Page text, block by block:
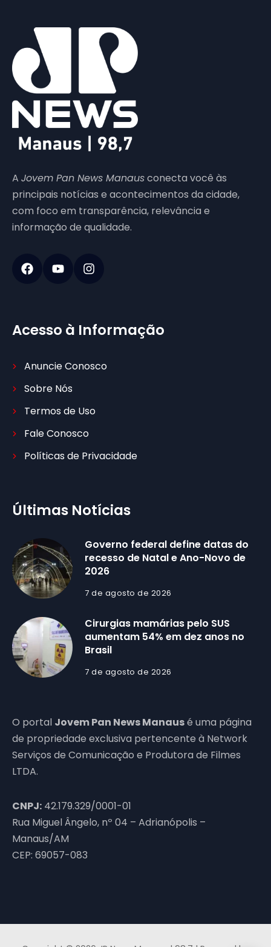
A Jovem Pan News Manausconecta você às
principais notícias e acontecimentos da cidade,
com foco em transparência, relevância e
informação de qualidade.
Acesso à Informação
Anuncie Conosco
Sobre Nós
Termos de Uso
Fale Conosco
Políticas de Privacidade
Últimas Notícias
Governo federal define datas do
recesso de Natal e Ano-Novo de
2026
7 de agosto de 2026
Cirurgias mamárias pelo SUS
aumentam 54% em dez anos no
Brasil
7 de agosto de 2026
O portal Jovem Pan News Manausé uma página
de propriedade exclusiva pertencente à Network
Serviços de Comunicação e Produtora de Filmes
LTDA.
CNPJ: 42.179.329/0001-01
Rua Miguel Ângelo, nº 04 – Adrianópolis –
Manaus/AM
CEP: 69057-083